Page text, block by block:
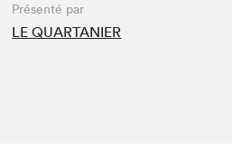
Présenté par
LE QUARTANIER